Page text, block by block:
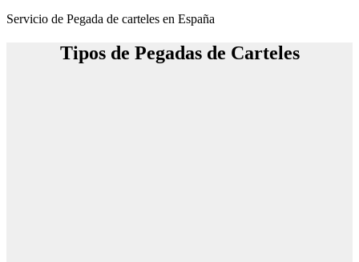
Servicio de Pegada de carteles en España
Tipos de Pegadas de Carteles